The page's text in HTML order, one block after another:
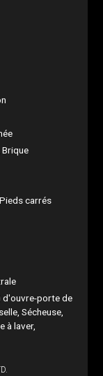
Brique
carrés
d'ouvre-porte de
Sécheuse,
à laver,